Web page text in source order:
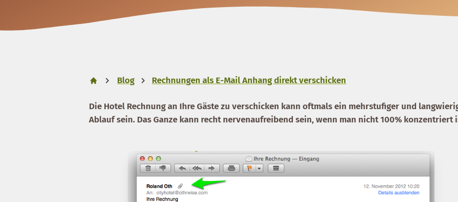
Blog Rechnungen als E-Mail Anhang direkt verschicken
Die Hotel Rechnung an Ihre Gäste zu verschicken kann oftmals ein mehrstufiger und
Ablauf sein. Das Ganze kann recht nervenaufreibend sein, wenn man nicht 100% konzentriert